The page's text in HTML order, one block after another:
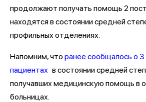
продолжают получать помощь 2
находятся в состоянии средней
профильных отделениях.
Напомним, что ранее сообщалось о 3
пациентах в состоянии средней
получавших медицинскую помощь в
больницах.